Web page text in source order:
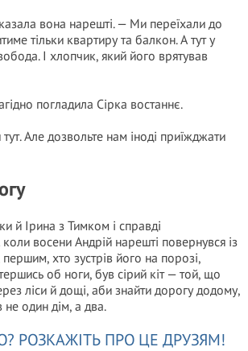
вона нарешті. — Ми переїхали до
тільки квартиру та балкон. А тут у
І хлопчик, який його врятував
погладила Сірка востаннє.
Але дозвольте нам іноді приїжджати
й Ірина з Тимком і справді
восени Андрій нарешті повернувся із
хто зустрів його на порозі,
об ноги, був сірий кіт — той, що
ліси й дощі, аби знайти дорогу додому,
один дім, а два.
РОЗКАЖІТЬ ПРО ЦЕ ДРУЗЯМ!